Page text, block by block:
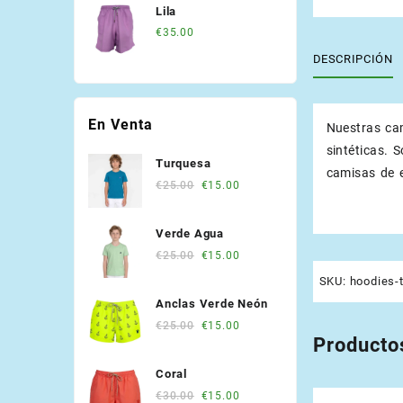
DESCRIPCIÓN
Nuestras
sintéticas.
camisas de
SKU: hoodies-
Lila
€35.00
En Venta
Turquesa
€25.00 Original
€25.00.
€15.00
Verde Agua
€25.00 Original
€25.00.
€15.00
€15.00.
Anclas Verde Neón
€25.00 Original
€15.00
Coral
€30.00 Original
€15.00